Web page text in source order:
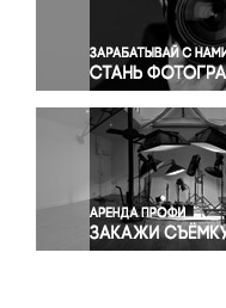
Правосудие
Происшествия
Религия
Светская жизнь
Спорт
Экология
Экономика и